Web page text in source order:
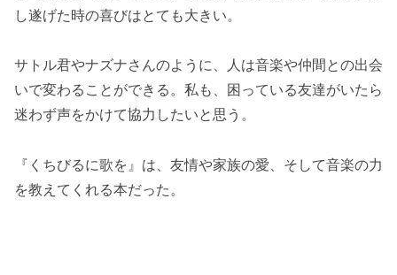
し遂げた時の喜びはとても大きい。
サトル君やナズナさんのように、人は音楽や仲間との出会
いで変わることができる。私も、困っている友達がいたら
迷わず声をかけて協力したいと思う。
『くちびるに歌を』は、友情や家族の愛、そして音楽の力
を教えてくれる本だった。